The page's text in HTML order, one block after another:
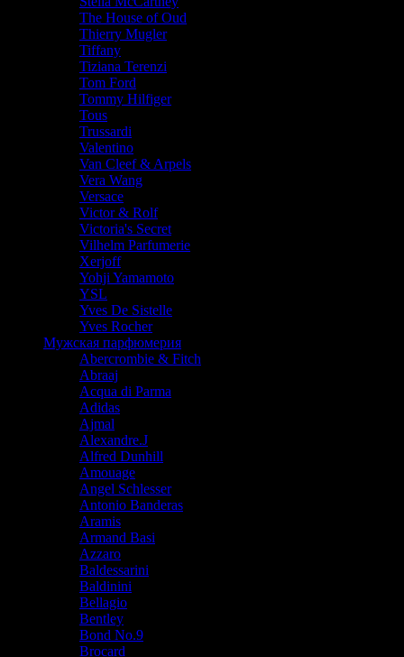
The House of Oud
Thierry Mugler
Tiffany
Tiziana Terenzi
Tom Ford
Tommy Hilfiger
Tous
Trussardi
Valentino
Van Cleef & Arpels
Vera Wang
Versace
Victor & Rolf
Victoria's Secret
Vilhelm Parfumerie
Xerjoff
Yohji Yamamoto
YSL
Yves De Sistelle
Yves Rocher
Мужская парфюмерия
Abercrombie & Fitch
Abraaj
Acqua di Parma
Adidas
Ajmal
Alexandre.J
Alfred Dunhill
Amouage
Angel Schlesser
Antonio Banderas
Aramis
Armand Basi
Azzaro
Baldessarini
Baldinini
Bellagio
Bentley
Bond No.9
Brocard